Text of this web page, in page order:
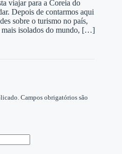
viajar para a Coreia do
Depois de contarmos aqui
sobre o turismo no país,
mais isolados do mundo, […]
Campos obrigatórios são